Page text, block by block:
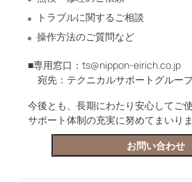
トラブルに関するご相談
操作方法のご質問など
■専用窓口：ts@nippon-eirich.co.jp
宛先：テクニカルサポートグルー
今後とも、長期にわたり安心してご
サポート体制の充実に努めてまいりま
お問い合わせ